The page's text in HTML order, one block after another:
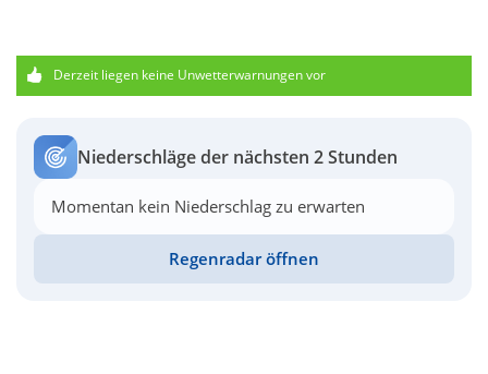
Derzeit liegen keine Unwetterwarnungen vor
Niederschläge der nächsten 2 Stunden
Momentan kein Niederschlag zu erwarten
Regenradar öffnen